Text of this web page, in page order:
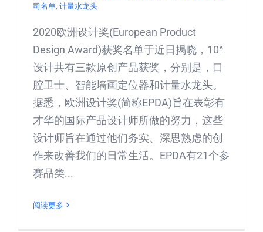
司名单 计量水龙头
2020欧洲设计奖(European Product
Design Award)获奖名单于近日揭晓，10^
设计共有三款原创产品获奖，分别是，口
腔卫士、智能墙画定位器和计量水龙头。
据悉，欧洲设计奖(简称EPDA)旨在表彰有
才华的国际产品设计师所做的努力，这些
设计师旨在通过他们务实、深思熟虑的创
作来改善我们的日常生活。EPDA有21个参
赛品类...
阅读更多